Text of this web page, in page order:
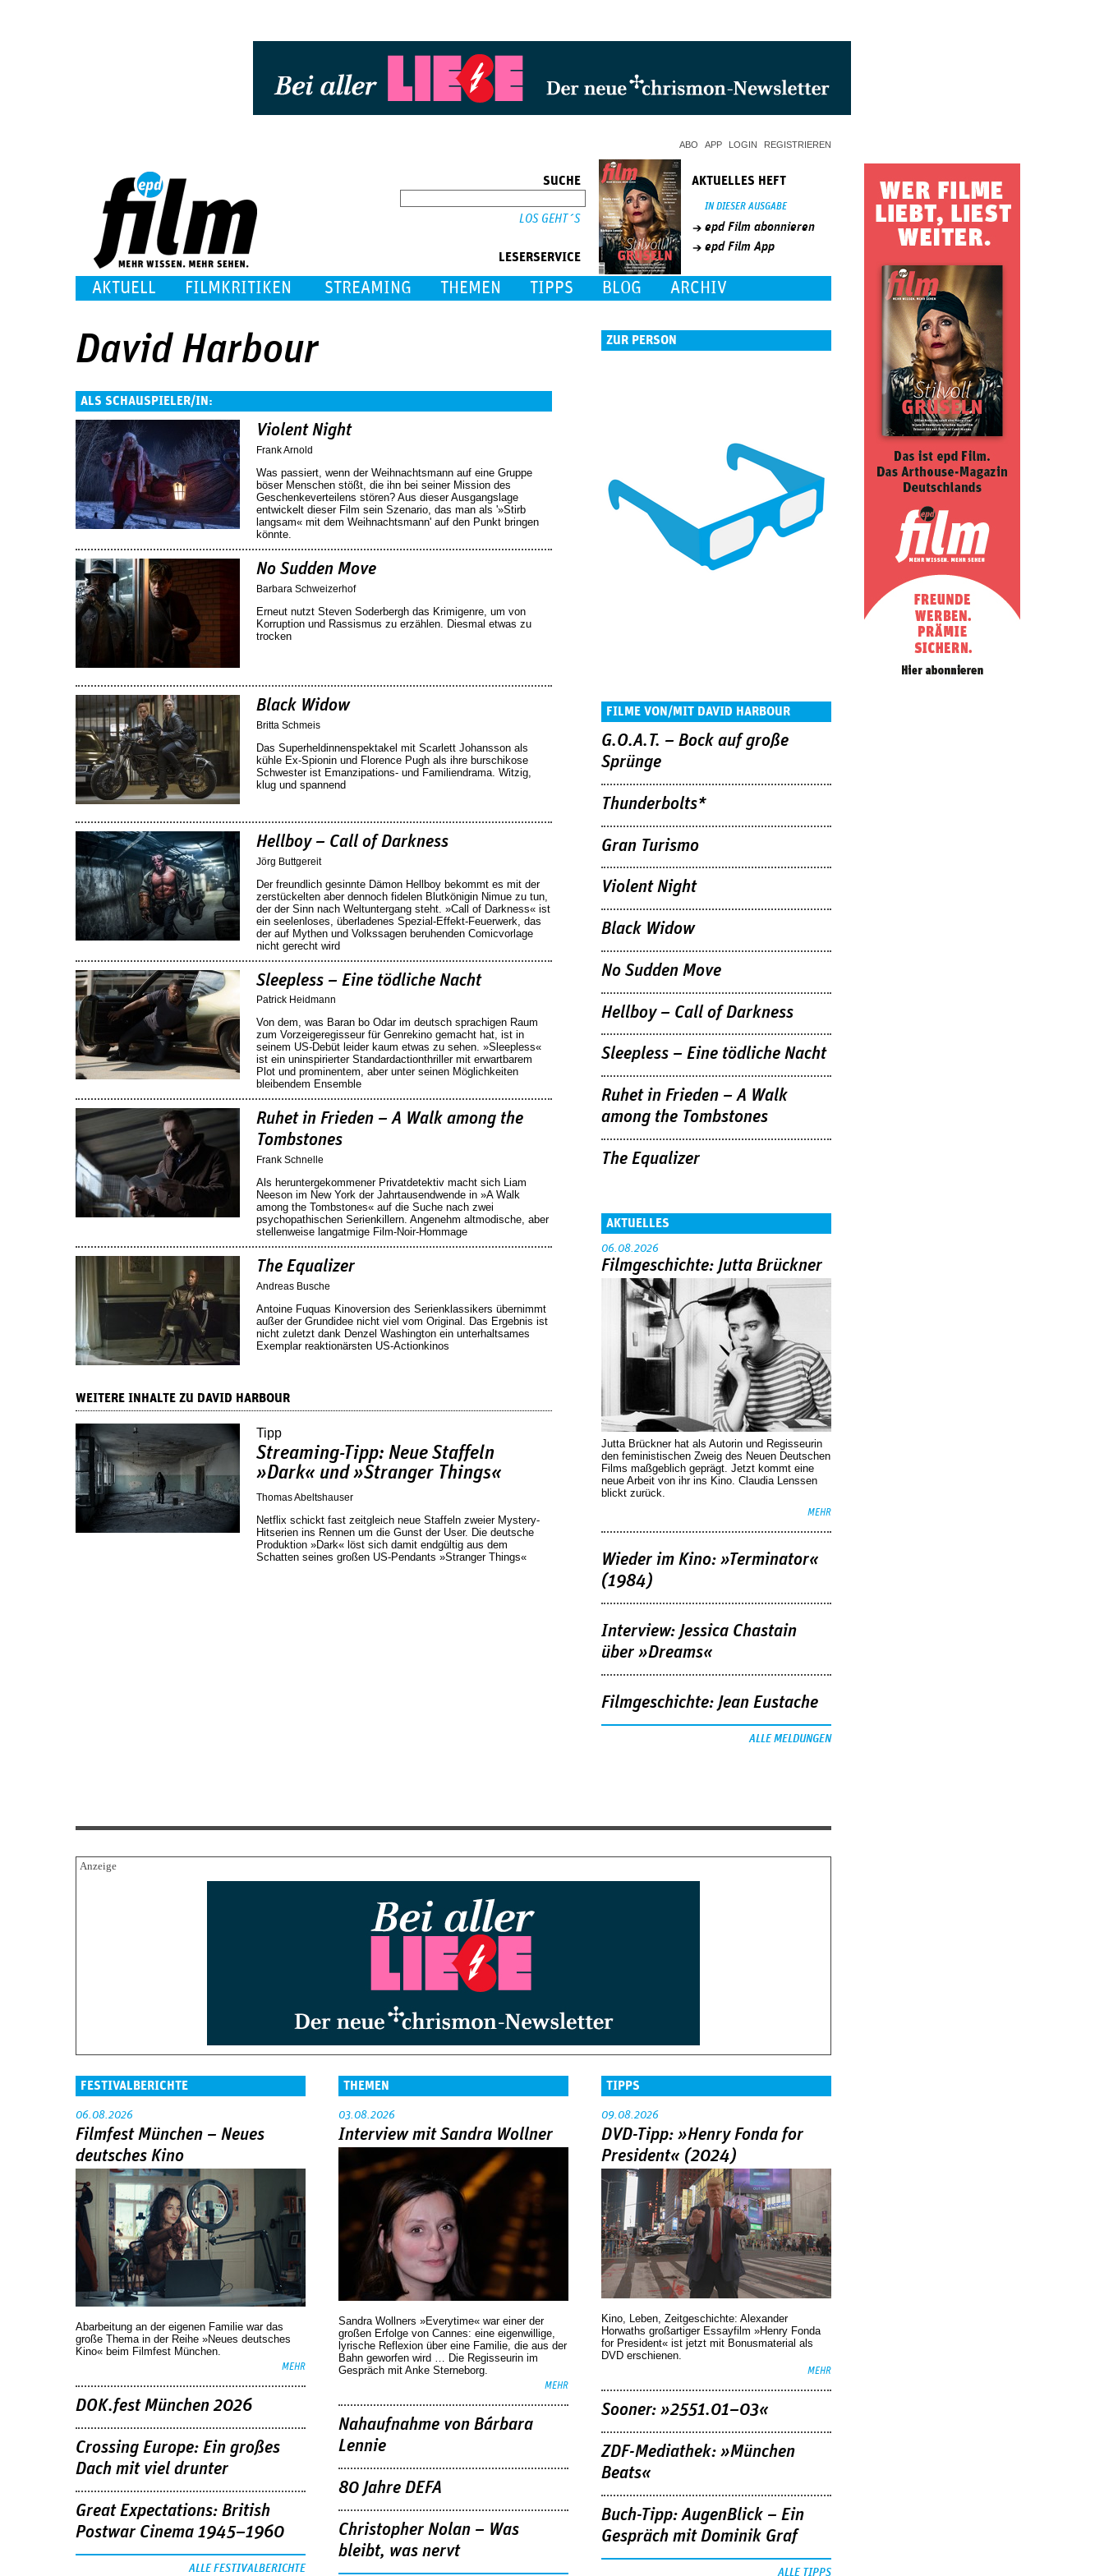
ABO APP LOGIN REGISTRIEREN
SUCHE
LESERSERVICE
AKTUELLES HEFT
IN DIESER AUSGABE
epd Film abonnieren
epd Film App
AKTUELL FILMKRITIKEN STREAMING THEMEN TIPPS BLOG ARCHIV
David Harbour
ALS SCHAUSPIELER/IN:
Violent Night
Frank Arnold
Was passiert, wenn der Weihnachtsmann auf eine Gruppe
böser Menschen stößt, die ihn bei seiner Mission des
Geschenkeverteilens stören? Aus dieser Ausgangslage
entwickelt dieser Film sein Szenario, das man als '»Stirb
langsam« mit dem Weihnachtsmann' auf den Punkt bringen
könnte.
No Sudden Move
Barbara Schweizerhof
Erneut nutzt Steven Soderbergh das Krimigenre, um von
Korruption und Rassismus zu erzählen. Diesmal etwas zu
trocken
Black Widow
Britta Schmeis
Das Superheldinnenspektakel mit Scarlett Johansson als
kühle Ex-Spionin und Florence Pugh als ihre burschikose
Schwester ist Emanzipations- und Familiendrama. Witzig,
klug und spannend
Hellboy – Call of Darkness
Jörg Buttgereit
Der freundlich gesinnte Dämon Hellboy bekommt es mit der
zerstückelten aber dennoch fidelen Blutkönigin Nimue zu tun,
der der Sinn nach Weltuntergang steht. »Call of Darkness« ist
ein seelenloses, überladenes Spezial-Effekt-Feuerwerk, das
der auf Mythen und Volkssagen beruhenden Comicvorlage
nicht gerecht wird
Sleepless – Eine tödliche Nacht
Patrick Heidmann
Von dem, was Baran bo Odar im deutsch sprachigen Raum
zum Vorzeigeregisseur für Genrekino gemacht hat, ist in
seinem US-Debüt leider kaum etwas zu sehen. »Sleepless«
ist ein uninspirierter Standardactionthriller mit erwartbarem
Plot und prominentem, aber unter seinen Möglichkeiten
bleibendem Ensemble
Ruhet in Frieden – A Walk among the
Tombstones
Frank Schnelle
Als heruntergekommener Privatdetektiv macht sich Liam
Neeson im New York der Jahrtausendwende in »A Walk
among the Tombstones« auf die Suche nach zwei
psychopathischen Serienkillern. Angenehm altmodische, aber
stellenweise langatmige Film-Noir-Hommage
The Equalizer
Andreas Busche
Antoine Fuquas Kinoversion des Serienklassikers übernimmt
außer der Grundidee nicht viel vom Original. Das Ergebnis ist
nicht zuletzt dank Denzel Washington ein unterhaltsames
Exemplar reaktionärsten US-Actionkinos
WEITERE INHALTE ZU DAVID HARBOUR
Tipp
Streaming-Tipp: Neue Staffeln
»Dark« und »Stranger Things«
Thomas Abeltshauser
Netflix schickt fast zeitgleich neue Staffeln zweier Mystery-
Hitserien ins Rennen um die Gunst der User. Die deutsche
Produktion »Dark« löst sich damit endgültig aus dem
Schatten seines großen US-Pendants »Stranger Things«
ZUR PERSON
FILME VON/MIT DAVID HARBOUR
G.O.A.T. – Bock auf große
Sprünge
Thunderbolts*
Gran Turismo
Violent Night
Black Widow
No Sudden Move
Hellboy – Call of Darkness
Sleepless – Eine tödliche Nacht
Ruhet in Frieden – A Walk
among the Tombstones
The Equalizer
AKTUELLES
06.08.2026
Filmgeschichte: Jutta Brückner
Jutta Brückner hat als Autorin und Regisseurin
den feministischen Zweig des Neuen Deutschen
Films maßgeblich geprägt. Jetzt kommt eine
neue Arbeit von ihr ins Kino. Claudia Lenssen
blickt zurück.
MEHR
Wieder im Kino: »Terminator«
(1984)
Interview: Jessica Chastain
über »Dreams«
Filmgeschichte: Jean Eustache
ALLE MELDUNGEN
FESTIVALBERICHTE
06.08.2026
Filmfest München – Neues
deutsches Kino
Abarbeitung an der eigenen Familie war das
große Thema in der Reihe »Neues deutsches
Kino« beim Filmfest München.
MEHR
DOK.fest München 2026
Crossing Europe: Ein großes
Dach mit viel drunter
Great Expectations: British
Postwar Cinema 1945–1960
ALLE FESTIVALBERICHTE
THEMEN
03.08.2026
Interview mit Sandra Wollner
Sandra Wollners »Everytime« war einer der
großen Erfolge von Cannes: eine eigenwillige,
lyrische Reflexion über eine ­Familie, die aus der
Bahn geworfen wird … Die Regisseurin im
Gespräch mit Anke Sterneborg.
MEHR
Nahaufnahme von Bárbara
Lennie
80 Jahre DEFA
Christopher Nolan – Was
bleibt, was nervt
TIPPS
09.08.2026
DVD-Tipp: »Henry Fonda for
President« (2024)
Kino, Leben, Zeitgeschichte: Alexander
Horwaths großartiger Essayfilm »Henry Fonda
for President« ist jetzt mit Bonusmaterial als
DVD erschienen.
MEHR
Sooner: »2551.01–03«
ZDF-Mediathek: »München
Beats«
Buch-Tipp: AugenBlick – Ein
Gespräch mit Dominik Graf
ALLE TIPPS